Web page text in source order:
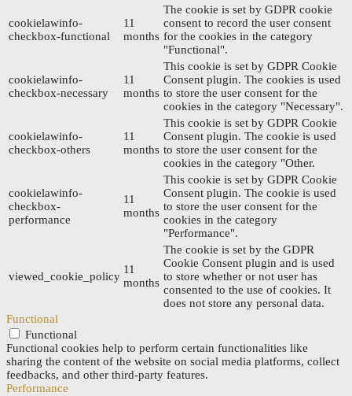
cookielawinfo-
checkbox-functional
11
months
The cookie is set by GDPR cookie
consent to record the user consent
for the cookies in the category
"Functional".
cookielawinfo-
checkbox-necessary
11
months
This cookie is set by GDPR Cookie
Consent plugin. The cookies is used
to store the user consent for the
cookies in the category "Necessary".
cookielawinfo-
checkbox-others
11
months
This cookie is set by GDPR Cookie
Consent plugin. The cookie is used
to store the user consent for the
cookies in the category "Other.
cookielawinfo-
checkbox-
performance
11
months
This cookie is set by GDPR Cookie
Consent plugin. The cookie is used
to store the user consent for the
cookies in the category
"Performance".
viewed_cookie_policy
11
months
The cookie is set by the GDPR
Cookie Consent plugin and is used
to store whether or not user has
consented to the use of cookies. It
does not store any personal data.
Functional
Functional
Functional cookies help to perform certain functionalities like
sharing the content of the website on social media platforms, collect
feedbacks, and other third-party features.
Performance